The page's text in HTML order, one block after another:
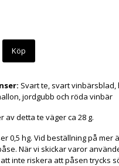
Köp
Svart te, svart
jordgubb och röda vinbär
av detta te väger ca 28 g.
0,5 hg. Vid beställning på mer
När vi skickar varor
inte riskera att påsen trycks